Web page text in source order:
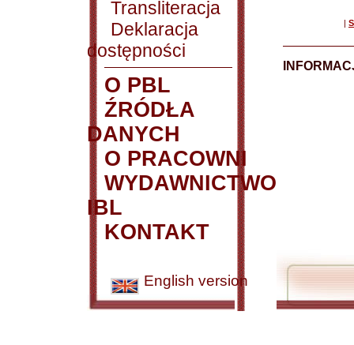
Transliteracja
Deklaracja
dostępności
O PBL
ŹRÓDŁA
DANYCH
O PRACOWNI
WYDAWNICTWO
IBL
KONTAKT
English version
|